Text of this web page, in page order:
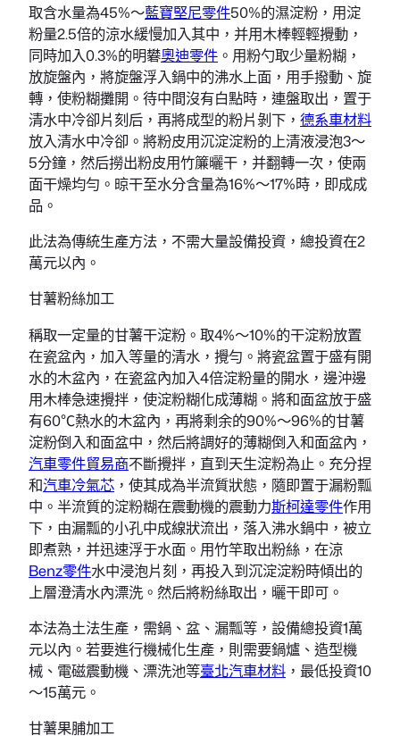
取含水量為45%～藍寶堅尼零件50%的濕淀粉，用淀
粉量2.5倍的涼水緩慢加入其中，并用木棒輕輕攪動，
同時加入0.3%的明礬奧迪零件 。用粉勺取少量粉糊，
放旋盤內，將旋盤浮入鍋中的沸水上面，用手撥動、旋
轉，使粉糊攤開。待中間沒有白點時，連盤取出，置于
清水中冷卻片刻后，再將成型的粉片剝下， 德系車材料
放入清水中冷卻。將粉皮用沉淀淀粉的上清液浸泡3～
5分鐘，然后撈出粉皮用竹簾曬干，并翻轉一次，使兩
面干燥均勻。晾干至水分含量為16%～17%時，即成成
品。
此法為傳統生產方法，不需大量設備投資，總投資在2
萬元以內。
甘薯粉絲加工
稱取一定量的甘薯干淀粉。取4%～10%的干淀粉放置
在瓷盆內，加入等量的清水，攪勻。將瓷盆置于盛有開
水的木盆內，在瓷盆內加入4倍淀粉量的開水，邊沖邊
用木棒急速攪拌，使淀粉糊化成薄糊。將和面盆放于盛
有60℃熱水的木盆內，再將剩余的90%～96%的甘薯
淀粉倒入和面盆中，然后將調好的薄糊倒入和面盆內，
汽車零件貿易商不斷攪拌，直到天生淀粉為止。充分捏
和汽車冷氣芯 ，使其成為半流質狀態，隨即置于漏粉瓢
中。半流質的淀粉糊在震動機的震動力斯柯達零件作用
下，由漏瓢的小孔中成線狀流出，落入沸水鍋中，被立
即煮熟，并迅速浮于水面。用竹竿取出粉絲，在涼
Benz零件水中浸泡片刻，再投入到沉淀淀粉時傾出的
上層澄清水內漂洗。然后將粉絲取出，曬干即可。
本法為土法生產，需鍋、盆、漏瓢等，設備總投資1萬
元以內。若要進行機械化生產，則需要鍋爐、造型機
械、電磁震動機、漂洗池等臺北汽車材料 ，最低投資10
～15萬元。
甘薯果脯加工